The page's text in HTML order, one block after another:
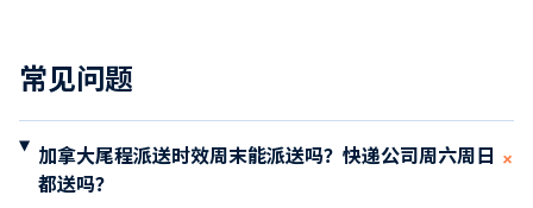
常见问题
加拿大尾程派送时效周末能派送吗？快递公司周六周日
都送吗？
+